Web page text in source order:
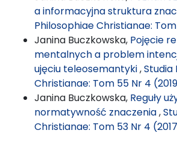
a informacyjna struktura
Philosophiae Christianae:
Janina Buczkowska, Pojęcie
mentalnych a problem
ujęciu teleosemantyki,Studia
Christianae: Tom 55 Nr 4
Janina Buczkowska, Reguły
normatywność znaczenia,
Christianae: Tom 53 Nr 4